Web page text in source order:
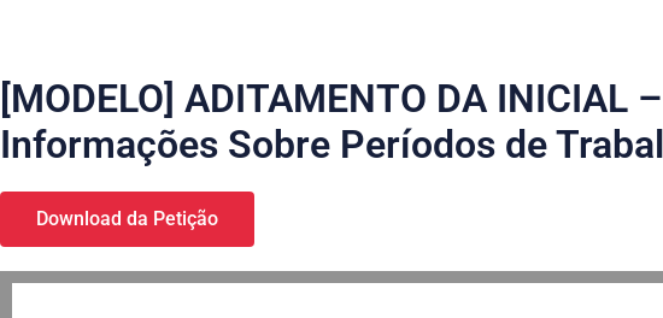
[MODELO] ADITAMENTO DA INICIAL
Informações Sobre Períodos de
Download da Petição